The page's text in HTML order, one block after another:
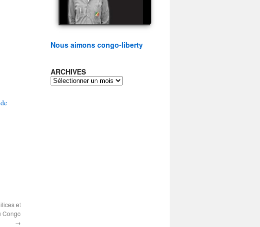
et
Congo
→
watch video
Nous aimons congo-liberty
ARCHIVES
ARCHIVES